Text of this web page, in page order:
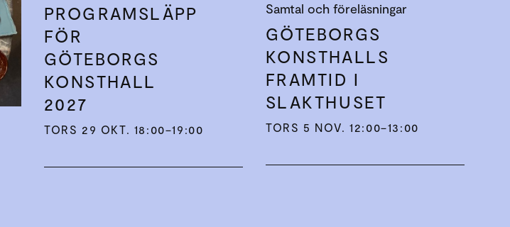
PROGRAMSLÄPP
FÖR
GÖTEBORGS
KONSTHALL
2027
TORS 29 OKT. 18:00–19:00
Samtal och föreläsningar
GÖTEBORGS
KONSTHALLS
FRAMTID I
SLAKTHUSET
TORS 5 NOV. 12:00–13:00